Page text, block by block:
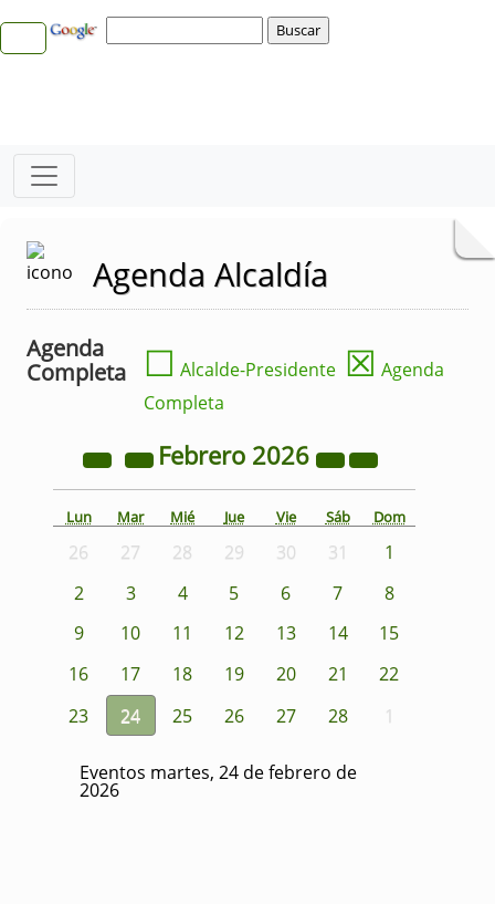
Agenda Alcaldía
Agenda
Completa
☐ Alcalde-Presidente ☒ Agenda
Completa
Febrero 2026
Lun Mar Mié Jue Vie Sáb Dom
26 27 28 29 30 31
1
2
3 4 5 6 7
8
9
10 11 12 13 14
15
16
17 18 19 20 21
22
23
24 25 26 27 28 1
Eventos martes, 24 de febrero de
2026